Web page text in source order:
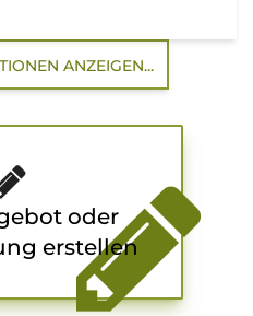
ANZEIGEN...
oder
erstellen